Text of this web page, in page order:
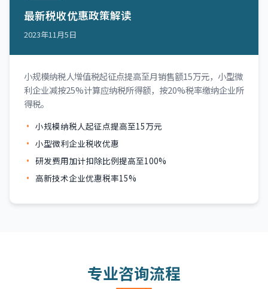
最新税收优惠政策解读
2023年11月5日
小规模纳税人增值税起征点提高至月销售额15万元，小型微
利企业减按25%计算应纳税所得额，按20%税率缴纳企业所
得税。
小规模纳税人起征点提高至15万元
小型微利企业税收优惠
研发费用加计扣除比例提高至100%
高新技术企业优惠税率15%
专业咨询流程